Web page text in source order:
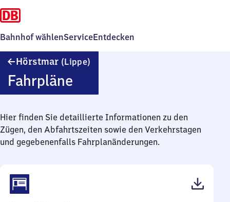
Bahnhof wählenServiceEntdecken
Hörstmar (Lippe)
Fahrpläne
Hier finden Sie detaillierte Informationen zu den
Zügen, den Abfahrtszeiten sowie den Verkehrstagen
und gegebenenfalls Fahrplanänderungen.